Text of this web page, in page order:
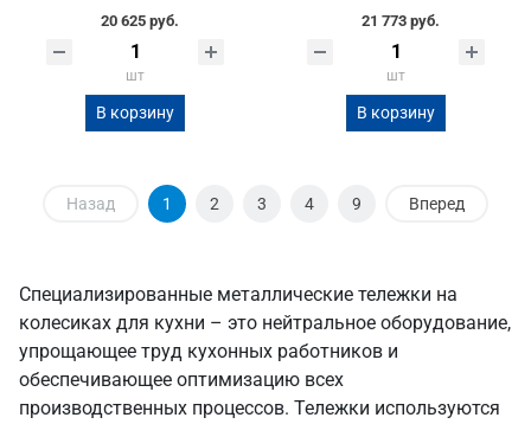
20 625 руб.
шт
В корзину
21 773 руб.
шт
В корзину
Назад 1 2 3 4 9 Вперед
Специализированные металлические тележки на
колесиках для кухни – это нейтральное оборудование,
упрощающее труд кухонных работников и
обеспечивающее оптимизацию всех
производственных процессов. Тележки используются